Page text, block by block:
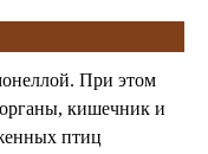
При этом
кишечник и
птиц